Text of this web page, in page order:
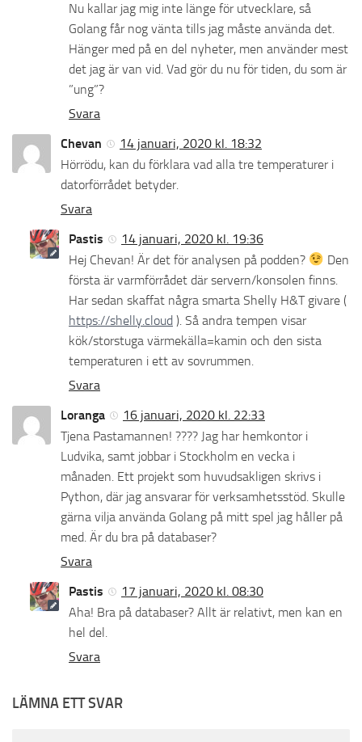
Nu kallar jag mig inte länge för utvecklare, så
Golang får nog vänta tills jag måste använda det.
Hänger med på en del nyheter, men använder mest
det jag är van vid. Vad gör du nu för tiden, du som är
”ung”?
Svara
Chevan
14 januari, 2020 kl. 18:32
Hörrödu, kan du förklara vad alla tre temperaturer i
datorförrådet betyder.
Svara
Pastis
14 januari, 2020 kl. 19:36
Hej Chevan! Är det för analysen på podden?
Den
första är varmförrådet där servern/konsolen finns.
Har sedan skaffat några smarta Shelly H&T givare (
https://shelly.cloud ). Så andra tempen visar
kök/storstuga värmekälla=kamin och den sista
temperaturen i ett av sovrummen.
Svara
Loranga
16 januari, 2020 kl. 22:33
Tjena Pastamannen! ???? Jag har hemkontor i
Ludvika, samt jobbar i Stockholm en vecka i
månaden. Ett projekt som huvudsakligen skrivs i
Python, där jag ansvarar för verksamhetsstöd. Skulle
gärna vilja använda Golang på mitt spel jag håller på
med. Är du bra på databaser?
Svara
Pastis
17 januari, 2020 kl. 08:30
Aha! Bra på databaser? Allt är relativt, men kan en
hel del.
Svara
LÄMNA ETT SVAR